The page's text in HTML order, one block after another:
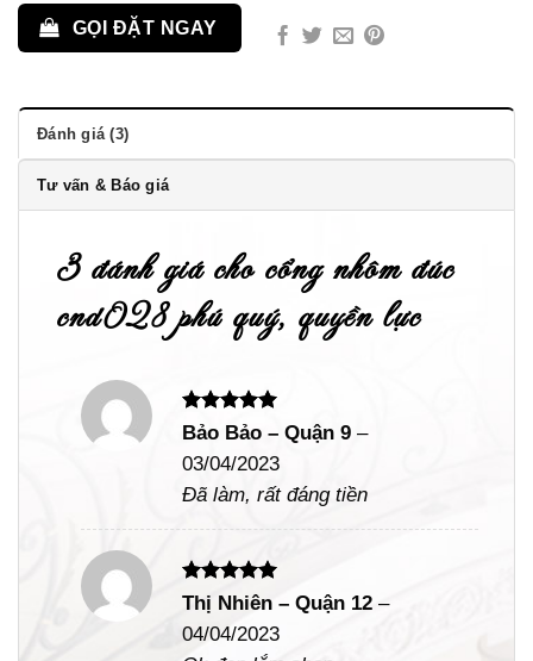
GỌI ĐẶT NGAY
Đánh giá (3)
Tư vấn & Báo giá
3 đánh giá chocổng nhôm đúc
cnd028 phú quý, quyền lực
Được xếp
sao
Bảo Bảo – Quận 9–
03/04/2023
Đã làm, rất đáng tiền
Được xếp
hạng
sao
Thị Nhiên – Quận 12–
04/04/2023